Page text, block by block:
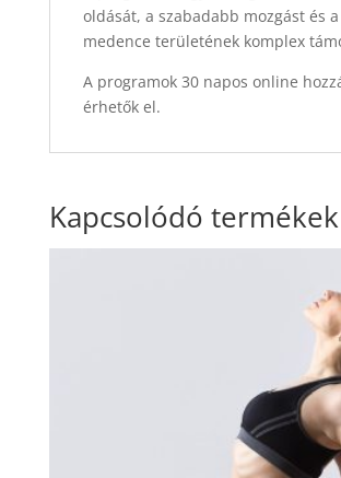
oldását, a szabadabb mozgást és a
medence területének komplex
A programok 30 napos online
érhetők el.
Kapcsolódó termékek